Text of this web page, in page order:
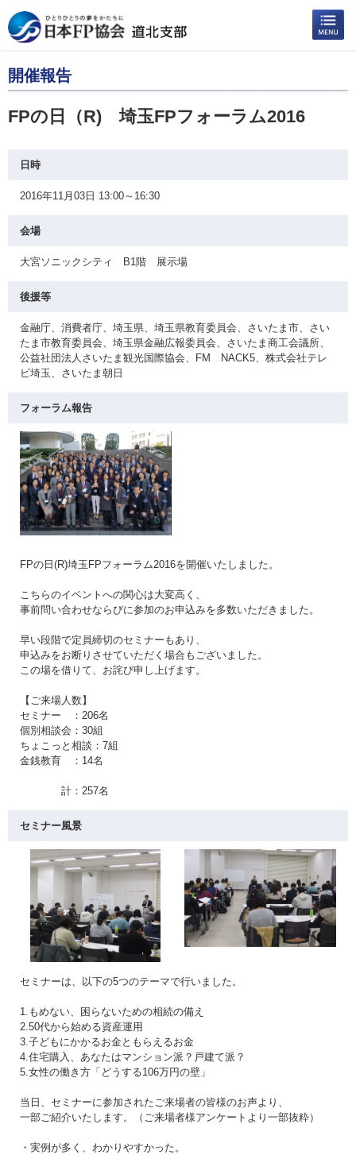
開催報告
FPの日（R) 埼玉FPフォーラム2016
日時
2016年11月03日 13:00～16:30
会場
大宮ソニックシティ B1階 展示場
後援等
金融庁、消費者庁、埼玉県、埼玉県教育委員会、さいたま市、さい
たま市教育委員会、埼玉県金融広報委員会、さいたま商工会議所、
公益社団法人さいたま観光国際協会、FM NACK5、株式会社テレ
ビ埼玉、さいたま朝日
フォーラム報告
FPの日(R)埼玉FPフォーラム2016を開催いたしました。
こちらのイベントへの関心は大変高く、
事前問い合わせならびに参加のお申込みを多数いただきました。
早い段階で定員締切のセミナーもあり、
申込みをお断りさせていただく場合もございました。
この場を借りて、お詫び申し上げます。
【ご来場人数】
セミナー ：206名
個別相談会：30組
ちょこっと相談：7組
金銭教育 ：14名
計：257名
セミナー風景
セミナーは、以下の5つのテーマで行いました。
1.もめない、困らないための相続の備え
2.50代から始める資産運用
3.子どもにかかるお金ともらえるお金
4.住宅購入、あなたはマンション派？戸建て派？
5.女性の働き方「どうする106万円の壁」
当日、セミナーに参加されたご来場者の皆様のお声より、
一部ご紹介いたします。（ご来場者様アンケートより一部抜粋）
・実例が多く、わかりやすかった。